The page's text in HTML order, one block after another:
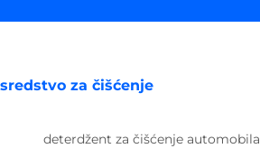
sredstvo za čišćenje
deterdžent za čišćenje automobila